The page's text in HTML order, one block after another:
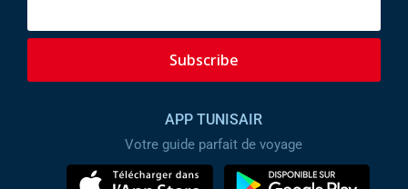
Subscribe
APP TUNISAIR
Votre guide parfait de voyage